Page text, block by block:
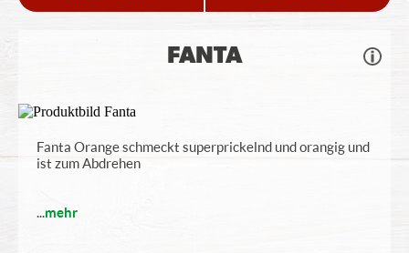
FANTA
Fanta Orange schmeckt superprickelnd und orangig und
ist zum Abdrehen
...mehr